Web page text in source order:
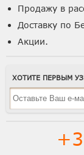
Продажу в
Доставку по
Акции.
ХОТИТЕ ПЕРВЫМ